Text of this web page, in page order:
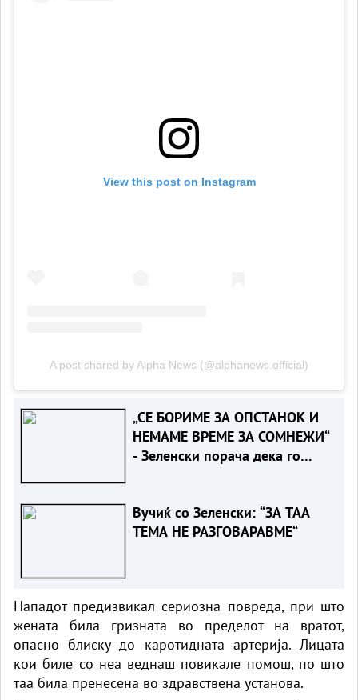
View this post on Instagram
A post shared by Alpha News (@alphanews.official)
„СЕ БОРИМЕ ЗА ОПСТАНОК И
НЕМАМЕ ВРЕМЕ ЗА СОМНЕЖИ“
- Зеленски порача дека го
Вучиќ со Зеленски: “ЗА ТАА
ТЕМА НЕ РАЗГОВАРАВМЕ“
Нападот предизвикал сериозна повреда, при што
жената била гризната во пределот на вратот,
опасно блиску до каротидната артерија. Лицата
кои биле со неа веднаш повикале помош, по што
таа била пренесена во здравствена установа.